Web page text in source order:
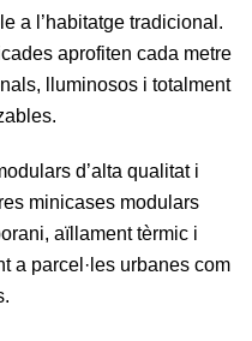
a l’habitatge tradicional.
aprofiten cada metre
lluminosos i totalment
d’alta qualitat i
minicases modulars
aïllament tèrmic i
a parcel·les urbanes com